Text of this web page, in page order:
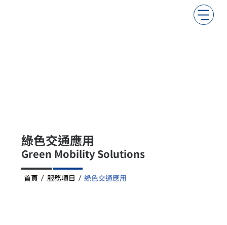
綠色交通應用
Green Mobility Solutions
首頁 / 服務項目 / 綠色交通應用